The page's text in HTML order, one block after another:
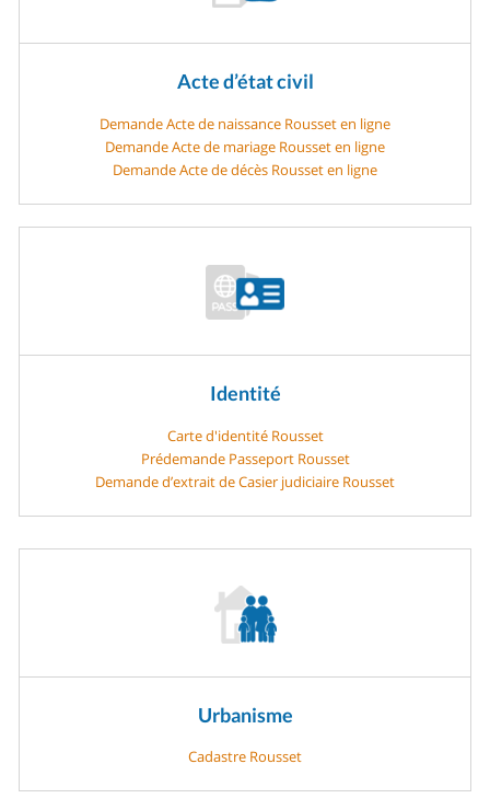
Acte d’état civil
Demande Acte de naissance Rousset en ligne
Demande Acte de mariage Rousset en ligne
Demande Acte de décès Rousset en ligne
Identité
Carte d'identité Rousset
Prédemande Passeport Rousset
Demande d’extrait de Casier judiciaire Rousset
Urbanisme
Cadastre Rousset